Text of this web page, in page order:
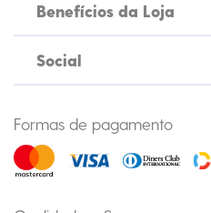
Benefícios da Loja
Social
Formas de pagamento